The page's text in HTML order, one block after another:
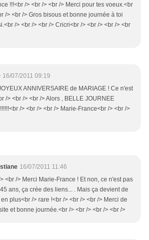
!!!<br /> <br /> <br /> Merci pour tes voeux.<br
/> <br /> Gros bisous et bonne journée à toi
/> <br /> <br /> Cricri<br /> <br /> <br /> <br
16/07/2011 09:19
ANNIVERSAIRE de MARIAGE ! Ce n'est
/> <br /> <br /> Alors , BELLE JOURNEE
/> <br /> <br /> Marie-France<br /> <br />
16/07/2011 11:46
<br /> Merci Marie-France ! Et non, ce n'est pas
ans, ça crée des liens... . Mais ça devient de
plus<br /> rare !<br /> <br /> <br /> Merci de
et bonne journée.<br /> <br /> <br /> <br />